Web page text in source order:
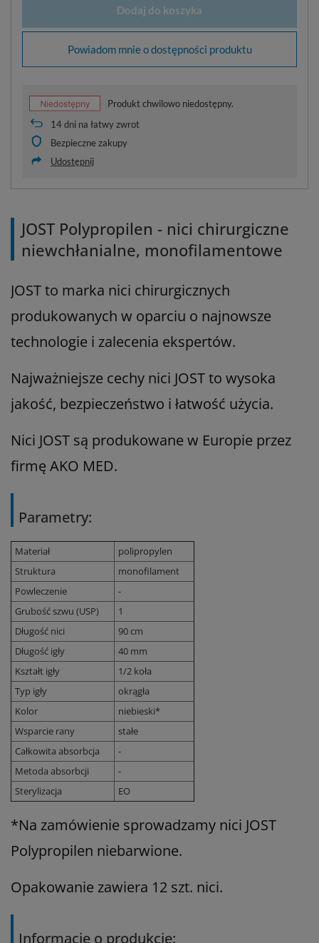
Dodaj do koszyka
Powiadom mnie o dostępności produktu
Produkt chwilowo niedostępny.
14dni na łatwy zwrot
Bezpieczne zakupy
Udostępnij
JOST Polypropilen - nici chirurgiczne
niewchłanialne, monofilamentowe
JOST to marka nici chirurgicznych
produkowanych w oparciu o najnowsze
technologie i zalecenia ekspertów.
Najważniejsze cechy nici JOST to wysoka
jakość, bezpieczeństwo i łatwość użycia.
Nici JOST są produkowane w Europie przez
firmę AKO MED.
Parametry:
Materiał
polipropylen
Struktura
monofilament
Powleczenie
-
Grubość szwu (USP)
1
Długość nici
90 cm
Długość igły
40 mm
Kształt igły
1/2 koła
Typ igły
okrągła
Kolor
niebieski*
Wsparcie rany
stałe
Całkowita absorbcja
-
Metoda absorbcji
-
Sterylizacja
EO
*Na zamówienie sprowadzamy nici JOST
Polypropilen niebarwione.
Opakowanie zawiera 12 szt. nici.
Informacje o produkcie: